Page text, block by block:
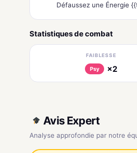
Défaussez une Énergie
Statistiques de combat
FAIBLESSE
Psy ×2
Avis Expert
Analyse approfondie par notre